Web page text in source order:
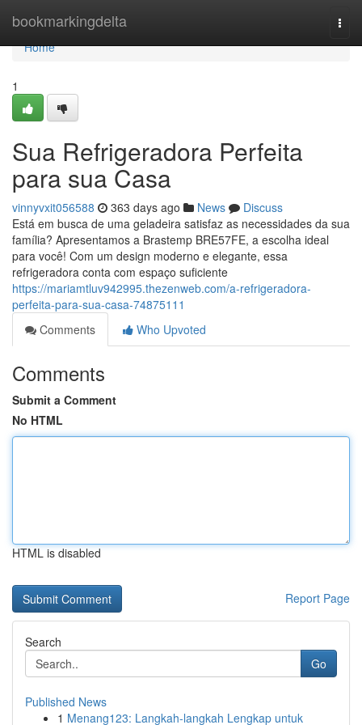
bookmarkingdelta
Home
Home
1
Sua Refrigeradora Perfeita
para sua Casa
vinnyvxit056588 363 days ago News
Discuss
Está em busca de uma geladeira satisfaz as necessidades da sua
família? Apresentamos a Brastemp BRE57FE, a escolha ideal
para você! Com um design moderno e elegante, essa
refrigeradora conta com espaço suficiente
https://mariamtluv942995.thezenweb.com/a-refrigeradora-
perfeita-para-sua-casa-74875111
Comments
Who Upvoted
Comments
Submit a Comment
No HTML
HTML is disabled
Report Page
Search
Go
Published News
1 Menang123: Langkah-langkah Lengkap untuk